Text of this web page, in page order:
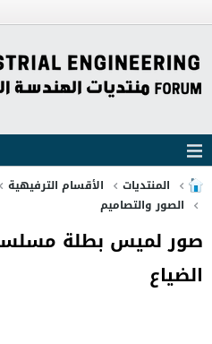
المنتديات الأقسام الترفيهية
الصور والتصاميم
صور لميس بطلة
الضياع